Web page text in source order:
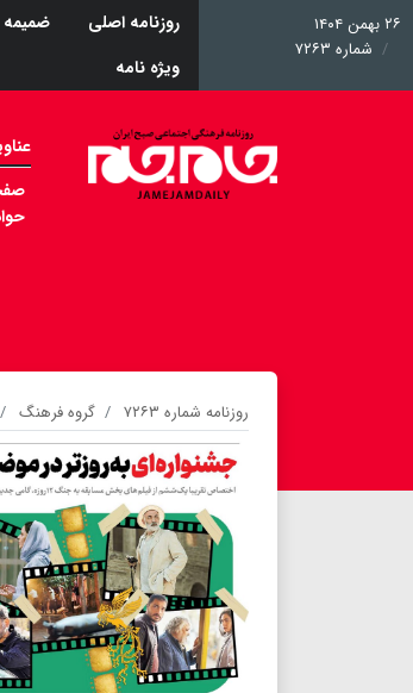
۲۶ بهمن ۱۴۰۴
شماره ۷۲۶۳
روزنامه اصلی ضمیمه
ویژه نامه
روزنامه شماره ۷۲۶۳ گروه فرهنگ